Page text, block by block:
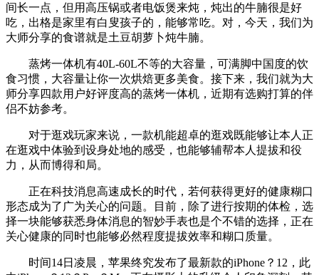
间长一点，但用高压锅或者电饭煲来炖，炖出的牛腩很是好
吃，出格是家里有白叟孩子的，能够常吃。对，今天，我们为
大师分享的食谱就是土豆胡萝卜炖牛腩。
蒸烤一体机有40L-60L不等的大容量，可满脚中国度的饮
食习惯，大容量让你一次烘焙更多美食。接下来，我们就为大
师分享四款用户好评度高的蒸烤一体机，近期有选购打算的伴
侣不妨参考。
对于逛戏玩家来说，一款机能超卓的逛戏既能够让本人正
在逛戏中体验到设身处地的感受，也能够辅帮本人提拔和役
力，从而博得和局。
正在科技消息高速成长的时代，若何获得更好的健康糊口
形态成为了广为关心的问题。目前，除了进行按期的体检，选
择一块能够获悉身体消息的智妙手表也是个不错的选择，正在
关心健康的同时也能够必然程度提拔效率和糊口质量。
时间14日凌晨，苹果终究发布了最新款的iPhone？12，此